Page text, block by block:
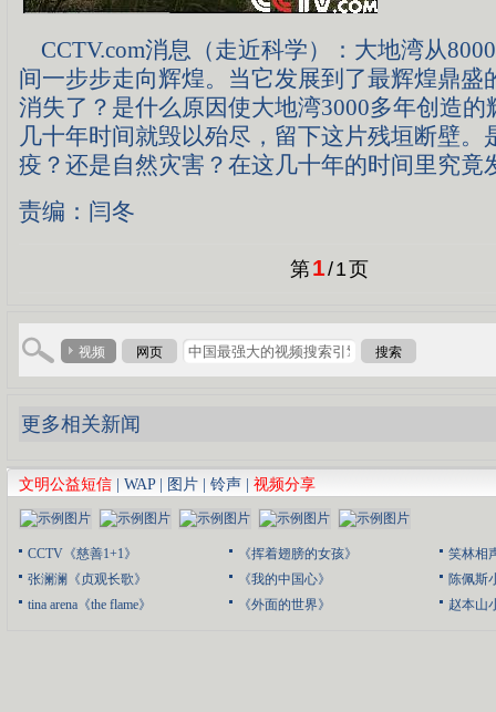
CCTV.com消息（走近科学）：大地湾从
间一步步走向辉煌。当它发展到了最辉煌鼎盛
消失了？是什么原因使大地湾3000多年创造的
几十年时间就毁以殆尽，留下这片残垣断壁。
疫？还是自然灾害？在这几十年的时间里究竟
责编：闫冬
第1/1页
视频 网页 搜索
更多相关新闻
文明公益短信 WAP| 图片 铃声 视频分享
CCTV《慈善1+1》
张澜澜《贞观长歌》
tina arena《the flame》
《挥着翅膀的女孩》
《我的中国心》
《外面的世界》
笑林相
陈佩斯
赵本山